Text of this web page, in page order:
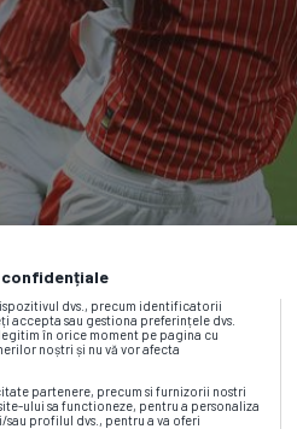
confidențiale
dvs., precum identificatorii
accepta sau gestiona preferințele dvs.
în orice moment pe pagina cu
noștri și nu vă vor afecta
partenere, precum si furnizorii nostri
ului sa functioneze, pentru a personaliza
profilul dvs., pentru a va oferi